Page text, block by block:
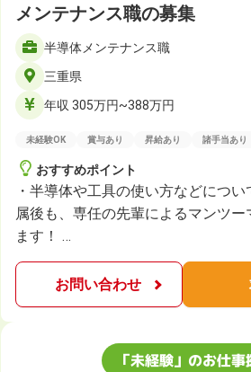
メンテナンス職の募集
半導体メンテナンス職
三重県
年収 305万円~388万円
未経験OK 賞与あり 昇給あり 諸手当あり
おすすめポイント
・半導体や工具の使い方などにつ
属後も、専任の先輩によるマンツ
ます！ …
お問い合わせ
「未経験」のお仕